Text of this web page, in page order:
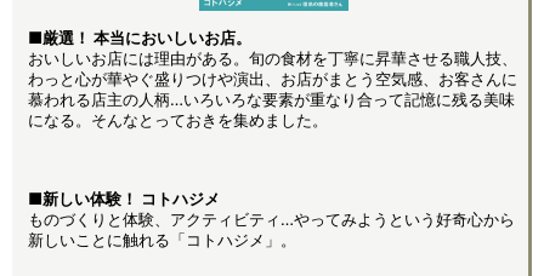
■厳選！ 本当においしいお店。
おいしいお店には理由がある。旬の食材を丁寧に昇華させる職人技、
わっと心が華やぐ盛りつけや演出、お店がまとう空気感、お客さんに
慕われる店主の人柄…いろいろな要素が重なり合って記憶に残る美味
になる。そんなとっておきを集めました。
■新しい体験！ コトハジメ
ものづくりと体験、アクティビティ…やってみようという好奇心から
新しいことに触れる「コトハジメ」。